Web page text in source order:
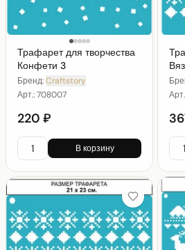
Трафарет для творчества
Конфети 3
Бренд:Craftstory
Арт.:708007
220 ₽
В корзину